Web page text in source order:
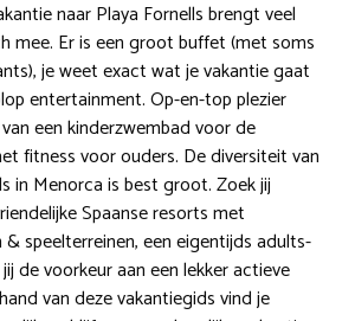
naar Playa Fornells brengt veel
mee. Er is een groot buffet (met soms
je weet exact wat je vakantie gaat
entertainment. Op-en-top plezier
een kinderzwembad voor de
fitness voor ouders. De diversiteit van
in Menorca is best groot. Zoek jij
Spaanse resorts met
speelterreinen, een eigentijds adults-
de voorkeur aan een lekker actieve
van deze vakantiegids vind je